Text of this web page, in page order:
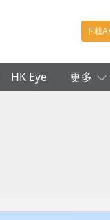
下載
HK Eye 更多